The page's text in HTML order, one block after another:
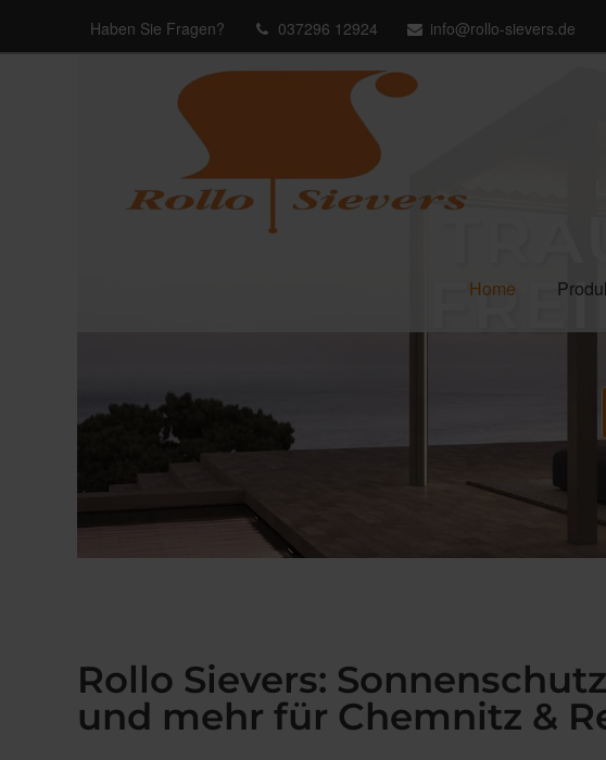
Haben Sie Fragen? 037296 12924 info@rollo-sievers.de
Home
Rollo Sievers:
und mehr für Chemnitz &